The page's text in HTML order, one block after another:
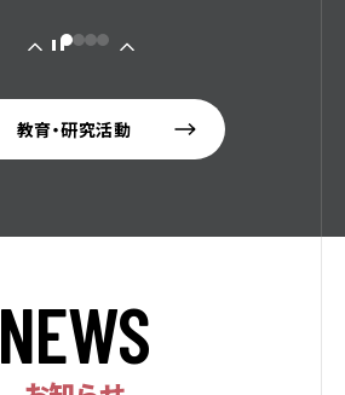
教育・研究活動
NEWS